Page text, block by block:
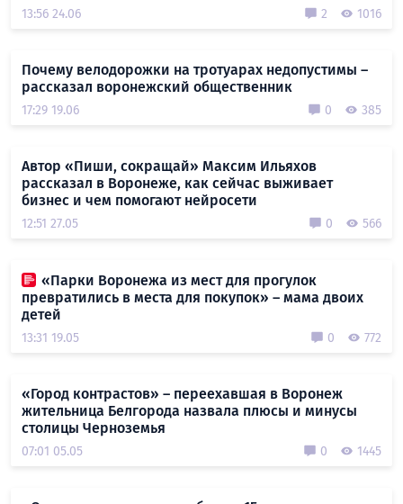
13:56 24.06 2 1016
Почему велодорожки на тротуарах недопустимы –
рассказал воронежский общественник
17:29 19.06 0 385
Автор «Пиши, сокращай» Максим Ильяхов
рассказал в Воронеже, как сейчас выживает
бизнес и чем помогают нейросети
12:51 27.05 0 566
«Парки Воронежа из мест для прогулок
превратились в места для покупок» – мама двоих
детей
13:31 19.05 0 772
«Город контрастов» – переехавшая в Воронеж
жительница Белгорода назвала плюсы и минусы
столицы Черноземья
07:01 05.05 0 1445